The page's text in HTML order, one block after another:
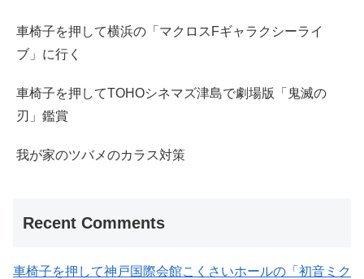
車椅子を押して横浜の「マクロスFギャラクシーライ
ブ」に行く
車椅子を押してTOHOシネマズ津島で劇場版「鬼滅の
刃」鑑賞
我が家のツバメのカラス対策
Recent Comments
車椅子を押して神戸国際会館こくさいホールの「初音ミク